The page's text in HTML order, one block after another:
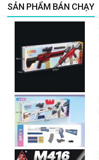
SẢN PHẨM BÁN CHẠY